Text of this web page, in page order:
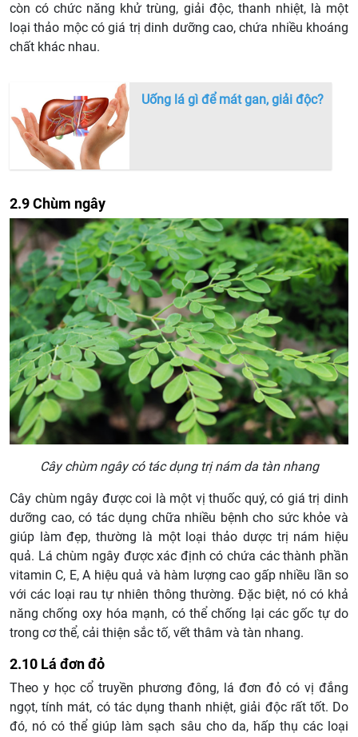
còn có chức năng khử trùng, giải độc, thanh nhiệt, là một
loại thảo mộc có giá trị dinh dưỡng cao, chứa nhiều khoáng
chất khác nhau.
Uống lá gì để mát gan, giải độc?
2.9 Chùm ngây
Cây chùm ngây có tác dụng trị nám da tàn nhang
Cây chùm ngây được coi là một vị thuốc quý, có giá trị dinh
dưỡng cao, có tác dụng chữa nhiều bệnh cho sức khỏe và
giúp làm đẹp, thường là một loại thảo dược trị nám hiệu
quả. Lá chùm ngây được xác định có chứa các thành phần
vitamin C, E, A hiệu quả và hàm lượng cao gấp nhiều lần so
với các loại rau tự nhiên thông thường. Đặc biệt, nó có khả
năng chống oxy hóa mạnh, có thể chống lại các gốc tự do
trong cơ thể, cải thiện sắc tố, vết thâm và tàn nhang.
2.10 Lá đơn đỏ
Theo y học cổ truyền phương đông, lá đơn đỏ có vị đắng
ngọt, tính mát, có tác dụng thanh nhiệt, giải độc rất tốt. Do
đó, nó có thể giúp làm sạch sâu cho da, hấp thụ các loại